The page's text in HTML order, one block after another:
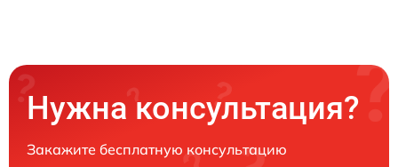
Нужна консультация?
Закажите бесплатную консультацию